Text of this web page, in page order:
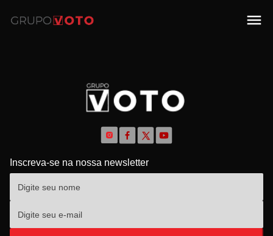
Inscreva-se na nossa newsletter